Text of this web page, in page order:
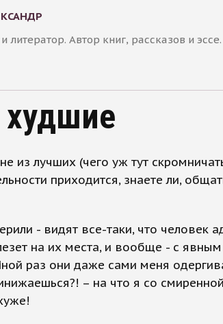
литератор. Автор книг, рассказов и эссе.
из лучших (чего уж тут
приходится, знаете ли,
- видят все-таки, что человек
на их места, и вообще - с явным
раз они даже сами меня
– на что я со